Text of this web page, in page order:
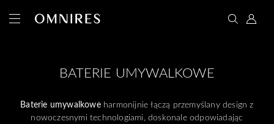
BATERIE UMYWALKOWE
Baterie umywalkoweharmonijnie łączą przemyślany design z
nowoczesnymi technologiami, doskonale odpowiadając